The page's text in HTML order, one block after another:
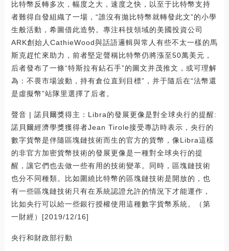
比特幣反轉多次，幅度之大，速度之快，以至于比特幣支持
者難得自發組織了一場，“誰沒有拋比特幣就轉發此文”的小學
生般活動，希圖借此造勢。專注科技領域的美國投資公司
ARK創始人CathieWood與話語邏輯與常人有些不太一樣的馬
斯克趕忙來助力，前者堅定聲稱比特幣仍將漲至50萬美元，
后者發布了一條“特斯拉有鉆石手”的圖文并茂推文，或可理解
為：不畏市場波動，持有倉位直到目標”，并于隨后在“法幣還
是虛擬幣”站隊里選擇了后者。
聲音 | 諾貝爾獎得主：Libra的發展更像是對全球央行的提醒:
諾貝爾經濟學獎獲得者Jean Tirole接受專訪時表示，央行的
數字貨幣是伴隨區塊鏈技術而生的官方的貨幣，像Libra這樣
的非官方加密貨幣技術的發展更像是一種對全球央行的提
醒，讓它們也去做一些有用的技術變革。同時，區塊鏈技術
也分不同種類。比如圍繞比特幣的區塊鏈技術是開放的，也
有一些區塊鏈技術只有在系統認證允許的情況下才能運作，
比如央行可以給一些銀行授權使用這種數字貨幣系統。（第
一財經）[2019/12/16]
央行和財政部行動